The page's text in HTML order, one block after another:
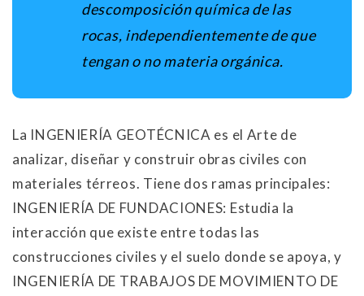
descomposición química de las
rocas, independientemente de que
tengan o no materia orgánica.
La INGENIERÍA GEOTÉCNICA es el Arte de
analizar, diseñar y construir obras civiles con
materiales térreos. Tiene dos ramas principales:
INGENIERÍA DE FUNDACIONES: Estudia la
interacción que existe entre todas las
construcciones civiles y el suelo donde se apoya, y
INGENIERÍA DE TRABAJOS DE MOVIMIENTO DE